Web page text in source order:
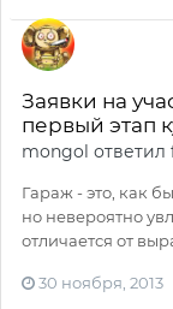
Заявки на
первый этап
mongol ответил
Гараж - это, как
но невероятно
отличается от
30 ноября, 2013